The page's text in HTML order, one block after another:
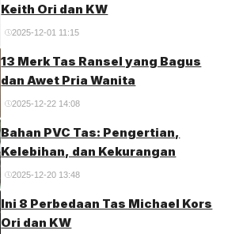
Keith Ori dan KW
2025-12-01 11:15
13 Merk Tas Ransel yang Bagus
dan Awet Pria Wanita
2025-12-22 14:08
Bahan PVC Tas: Pengertian,
Kelebihan, dan Kekurangan
2025-12-20 13:48
Ini 8 Perbedaan Tas Michael Kors
Ori dan KW